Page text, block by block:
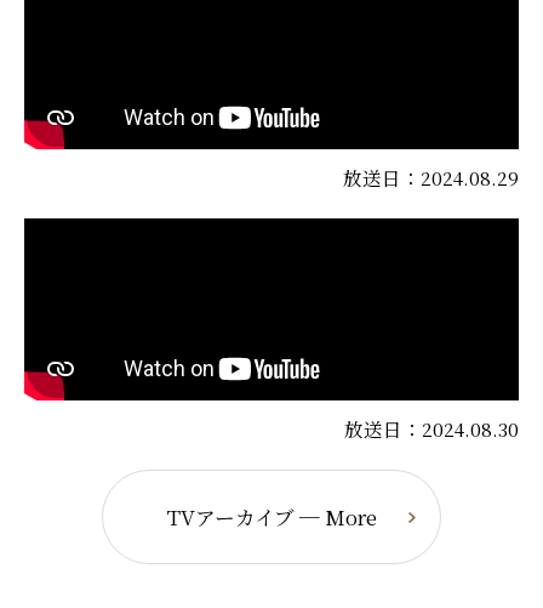
放送日：2024.08.29
放送日：2024.08.30
TVアーカイブ ─ More